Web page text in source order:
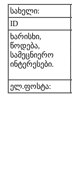
სახელი:
ID
ხარისხი,
წოდება,
სამეცნიერო
ინტერესები.
ელ.ფოსტა: